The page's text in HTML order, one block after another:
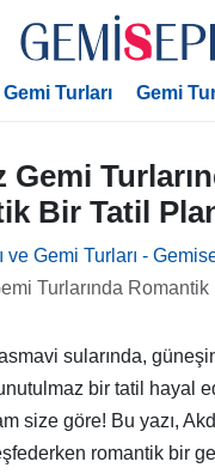
Gemi Turları Gemi
Gemi
Bir Tatil
ve Gemi Turları -
Turlarında Romantik
sularında, güneşin
bir tatil hayal
size göre! Bu yazı,
romantik bir